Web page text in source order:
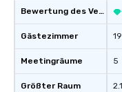
Bewertung des Veranstaltungsortes
Gästezimmer
Meetingräume
Größter Raum
5